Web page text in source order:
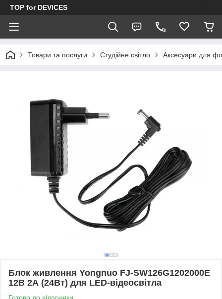
TOP for DEVICES
Товари та послуги Студійне світло Аксесуари для
Блок живлення Yongnuo FJ-SW126G1202000E
12В 2А (24Вт) для LED-відеосвітла
Готово до відправки